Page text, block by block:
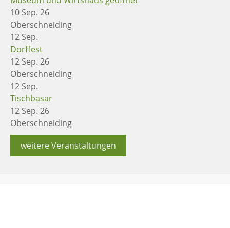
10 Sep. 26
Oberschneiding
12 Sep.
Dorffest
12 Sep. 26
Oberschneiding
12 Sep.
Tischbasar
12 Sep. 26
Oberschneiding
weitere Veranstaltungen